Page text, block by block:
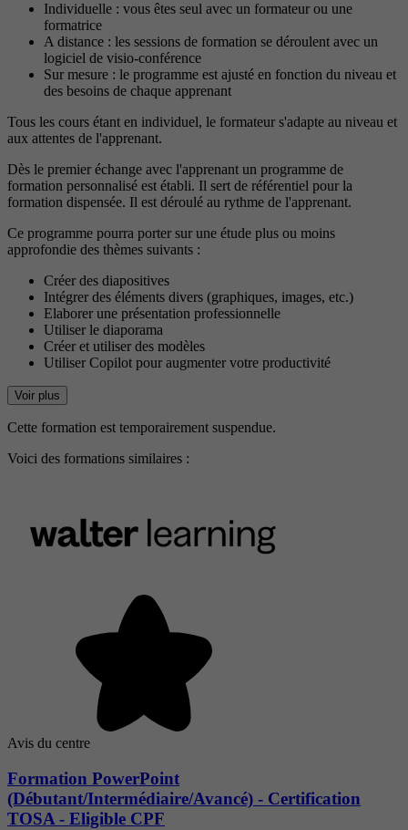
Individuelle : vous êtes seul avec un formateur ou une
formatrice
A distance : les sessions de formation se déroulent avec un
logiciel de visio-conférence
Sur mesure : le programme est ajusté en fonction du niveau et
des besoins de chaque apprenant
Tous les cours étant en individuel, le formateur s'adapte au niveau et
aux attentes de l'apprenant.
Dès le premier échange avec l'apprenant un programme de
formation personnalisé est établi. Il sert de référentiel pour la
formation dispensée. Il est déroulé au rythme de l'apprenant.
Ce programme pourra porter sur une étude plus ou moins
approfondie des thèmes suivants :
Créer des diapositives
Intégrer des éléments divers (graphiques, images, etc.)
Elaborer une présentation professionnelle
Utiliser le diaporama
Créer et utiliser des modèles
Utiliser Copilot pour augmenter votre productivité
Voir plus
Cette formation est temporairement suspendue.
Voici des formations similaires :
Avis du centre
Formation PowerPoint
(Débutant/Intermédiaire/Avancé) - Certification
TOSA - Eligible CPF